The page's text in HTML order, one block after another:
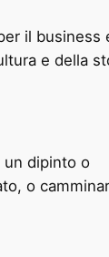
il business
e della
un dipinto o
o